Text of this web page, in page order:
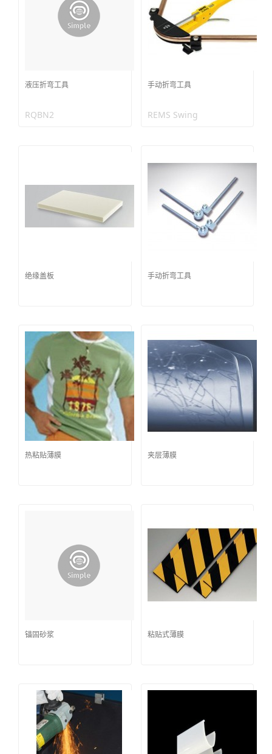
液压折弯工具
RQBN2
手动折弯工具
REMS Swing
绝缘盖板 手动折弯工具
热粘贴薄膜 夹层薄膜
锚固砂浆 粘贴式薄膜